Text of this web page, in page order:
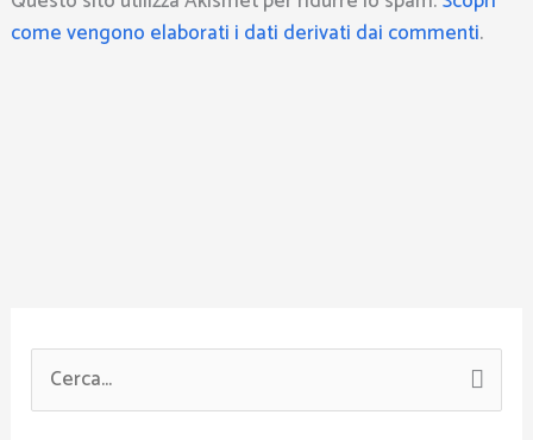
come vengono elaborati i dati derivati dai commenti.
e